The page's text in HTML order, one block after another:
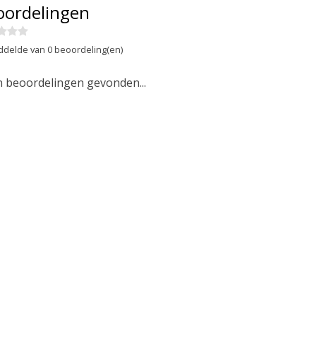
van 0 beoordeling(en)
beoordelingen gevonden...